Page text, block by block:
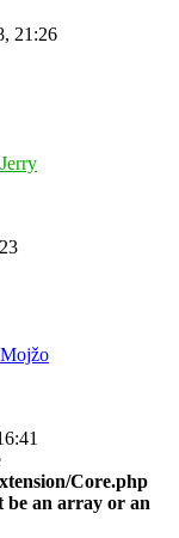
21:26
Jerry
Mojžo
Core.php
be an array or an